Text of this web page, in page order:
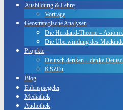
Ausbildung & Lehre
Vorträge
Geostrategische Analysen
Die Herzland-Theorie – Axiom
Die Überwindung des
Projekte
Deutsch denken – denke
KSZEu
Blog
Eulenspiegelei
Mediathek
Audiothek